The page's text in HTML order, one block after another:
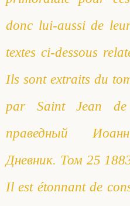
Archimandrite
Père Héliodore
donc lui-aussi de
textes ci-dessous
Ils sont extraits du
par Saint Jean de
праведный
Дневник. Том 25
Il est étonnant de